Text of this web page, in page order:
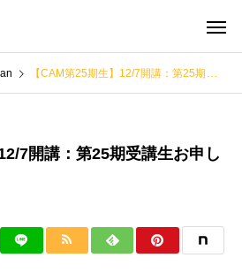
【CAM第25期生】12/7開講：第25期受講生お申し込み受付を開始！
7開講：第25期受講生お申し